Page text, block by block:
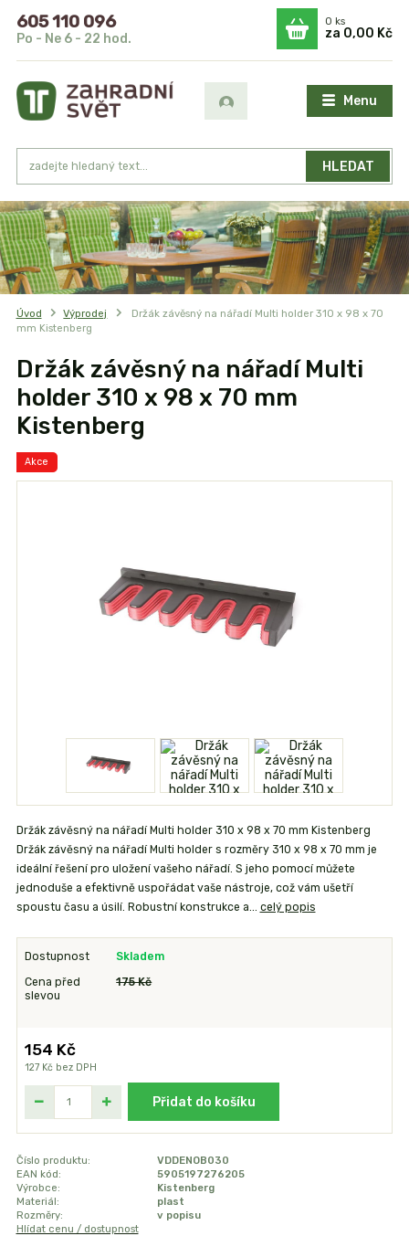
Menu
HLEDAT
605 110 096
Po - Ne 6 - 22 hod.
0ks
za 0,00 Kč
Úvod Výprodej
Držák závěsný na nářadí Multi holder 310 x 98 x 70
mm Kistenberg
Držák závěsný na nářadí Multi
holder 310 x 98 x 70 mm
Kistenberg
Akce
Držák závěsný na nářadí Multi holder 310 x 98 x 70 mm Kistenberg
Držák závěsný na nářadí Multi holder s rozměry 310 x 98 x 70 mm je
ideální řešení pro uložení vašeho nářadí. S jeho pomocí můžete
jednoduše a efektivně uspořádat vaše nástroje, což vám ušetří
spoustu času a úsilí. Robustní konstrukce a... celý popis
Dostupnost Skladem
Cena před
slevou
175 Kč
154 Kč
127 Kč bez DPH
Přidat do košíku
Číslo produktu:
VDDENOB030
EAN kód:
5905197276205
Výrobce:
Kistenberg
Materiál:
plast
Rozměry:
v popisu
Hlídat cenu / dostupnost